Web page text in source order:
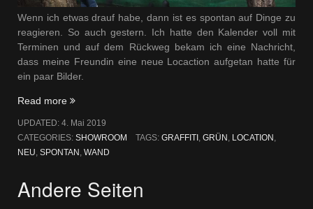
Wenn ich etwas drauf habe, dann ist es spontan auf Dinge zu
reagieren. So auch gestern. Ich hatte den Kalender voll mit
Terminen und auf dem Rückweg bekam ich eine Nachricht,
dass meine Freundin eine neue Locaction aufgetan hatte für
ein paar Bilder.
Read more „Spontan“
UPDATED: 4. Mai 2019
CATEGORIES: SHOWROOM TAGS: GRAFFITI , GRÜN , LOCATION ,
NEU, SPONTAN , WAND
Andere Seiten